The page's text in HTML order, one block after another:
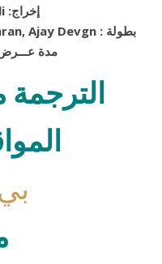
S.S. Rajamouli :إخراج
… N.T. Rama Rao Jr., Ram Charan, Ajay Devgn : بطولة
03:04:52 :مدة